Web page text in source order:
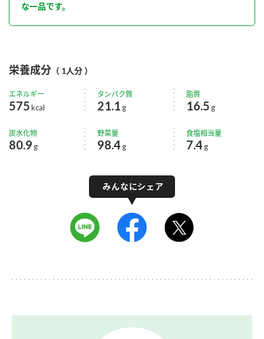
な一品です。
栄養成分 （ 1人分 ）
エネルギー
575kcal
タンパク質
21.1 g
脂質
16.5 g
炭水化物
80.9 g
野菜量
98.4 g
食塩相当量
7.4 g